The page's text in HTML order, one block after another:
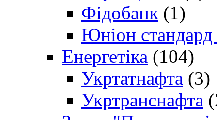
Фідобанк (1)
Юніон стандард
Енергетіка (104)
Укртатнафта (3)
Укртранснафта